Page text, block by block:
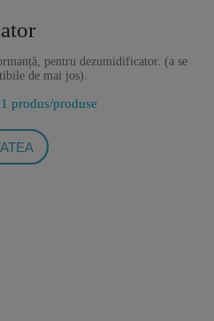
pentru dezumidificator. (a se
de mai jos).
1 produs/produse